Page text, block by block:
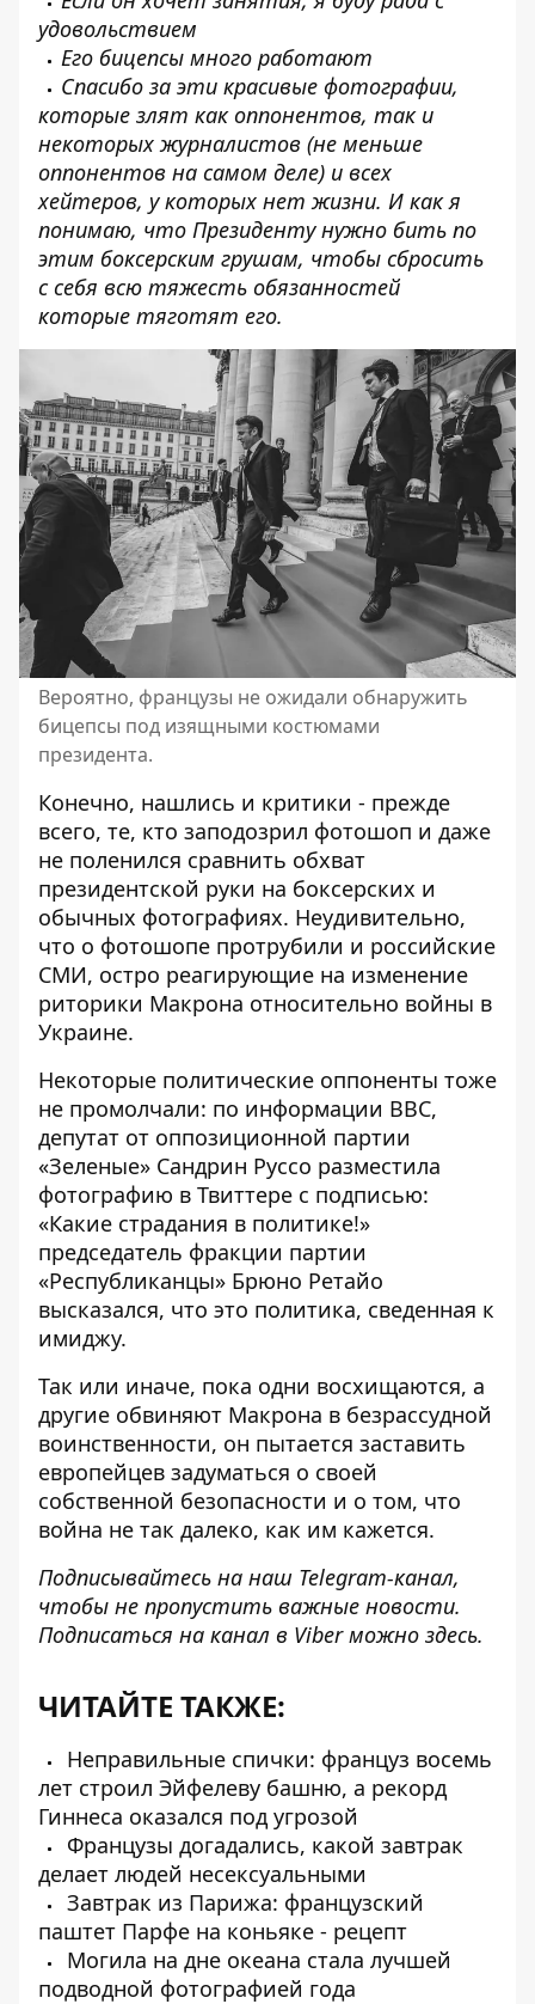
удовольствием
Его бицепсы много работают
Спасибо за эти красивые фотографии,
которые злят как оппонентов, так и
некоторых журналистов (не меньше
оппонентов на самом деле) и всех
хейтеров, у которых нет жизни. И как я
понимаю, что Президенту нужно бить по
этим боксерским грушам, чтобы сбросить
с себя всю тяжесть обязанностей
которые тяготят его.
Вероятно, французы не ожидали обнаружить
бицепсы под изящными костюмами
президента.
Конечно, нашлись и критики - прежде
всего, те, кто заподозрил фотошоп и даже
не поленился сравнить обхват
президентской руки на боксерских и
обычных фотографиях. Неудивительно,
что о фотошопе протрубили и российские
СМИ, остро реагирующие на изменение
риторики Макрона относительно войны в
Украине.
Некоторые политические оппоненты тоже
не промолчали: по информации ВВС,
депутат от оппозиционной партии
«Зеленые» Сандрин Руссо разместила
фотографию в Твиттере с подписью:
«Какие страдания в политике!»
председатель фракции партии
«Республиканцы» Брюно Ретайо
высказался, что это политика, сведенная к
имиджу.
Так или иначе, пока одни восхищаются, а
другие обвиняют Макрона в безрассудной
воинственности, он пытается заставить
европейцев задуматься о своей
собственной безопасности и о том, что
война не так далеко, как им кажется.
Подписывайтесь на наш Telegram-канал,
чтобы не пропустить важные новости.
Подписаться на канал в Viber можно здесь.
ЧИТАЙТЕ ТАКЖЕ:
Неправильные спички: француз восемь
лет строил Эйфелеву башню, а рекорд
Гиннеса оказался под угрозой
Французы догадались, какой завтрак
делает людей несексуальными
Завтрак из Парижа: французский
паштет Парфе на коньяке - рецепт
Могила на дне океана стала лучшей
подводной фотографией года